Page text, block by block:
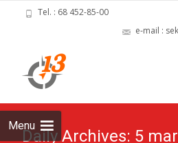
Tel. : 68 452-85-00
e-mail :
Menu
Daily Archives: 5